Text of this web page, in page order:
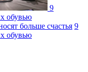
9
обувью
больше счастья 9
обувью